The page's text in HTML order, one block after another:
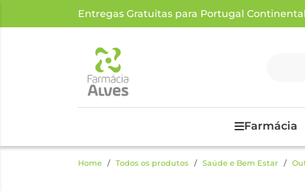
Entregas Gratuitas para Portugal
Farmácia
Home Todos os produtos Saúde e Bem Estar